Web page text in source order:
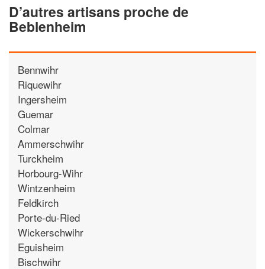
D’autres artisans proche de
Beblenheim
Bennwihr
Riquewihr
Ingersheim
Guemar
Colmar
Ammerschwihr
Turckheim
Horbourg-Wihr
Wintzenheim
Feldkirch
Porte-du-Ried
Wickerschwihr
Eguisheim
Bischwihr